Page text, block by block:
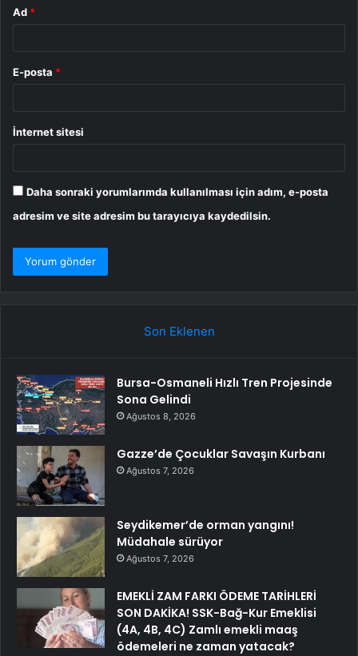
Ad *
E-posta *
İnternet sitesi
Daha sonraki yorumlarımda kullanılması için adım, e-posta
adresim ve site adresim bu tarayıcıya kaydedilsin.
Son Eklenen
Bursa-Osmaneli Hızlı Tren Projesinde
Sona Gelindi
Ağustos 8, 2026
Gazze’de Çocuklar Savaşın Kurbanı
Ağustos 7, 2026
Seydikemer’de orman yangını!
Müdahale sürüyor
Ağustos 7, 2026
EMEKLİ ZAM FARKI ÖDEME TARİHLERİ
SON DAKİKA! SSK-Bağ-Kur Emeklisi
(4A, 4B, 4C) Zamlı emekli maaş
ödemeleri ne zaman yatacak?